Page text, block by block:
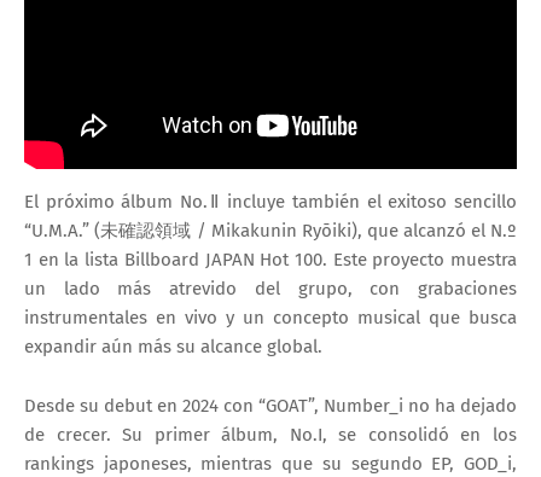
El próximo álbum No.Ⅱ
incluye también el exitoso sencillo
“U.M.A.” (未確認領域 / Mikakunin Ryōiki), que alcanzó el N.º
1 en la lista Billboard JAPAN Hot 100. Este proyecto muestra
un lado más atrevido del grupo, con grabaciones
instrumentales en vivo y un concepto musical que busca
expandir aún más su alcance global.
Desde su debut en 2024 con “GOAT”, Number_i no ha dejado
de crecer. Su primer álbum, No.I, se consolidó en los
rankings japoneses, mientras que su segundo EP, GOD_i,